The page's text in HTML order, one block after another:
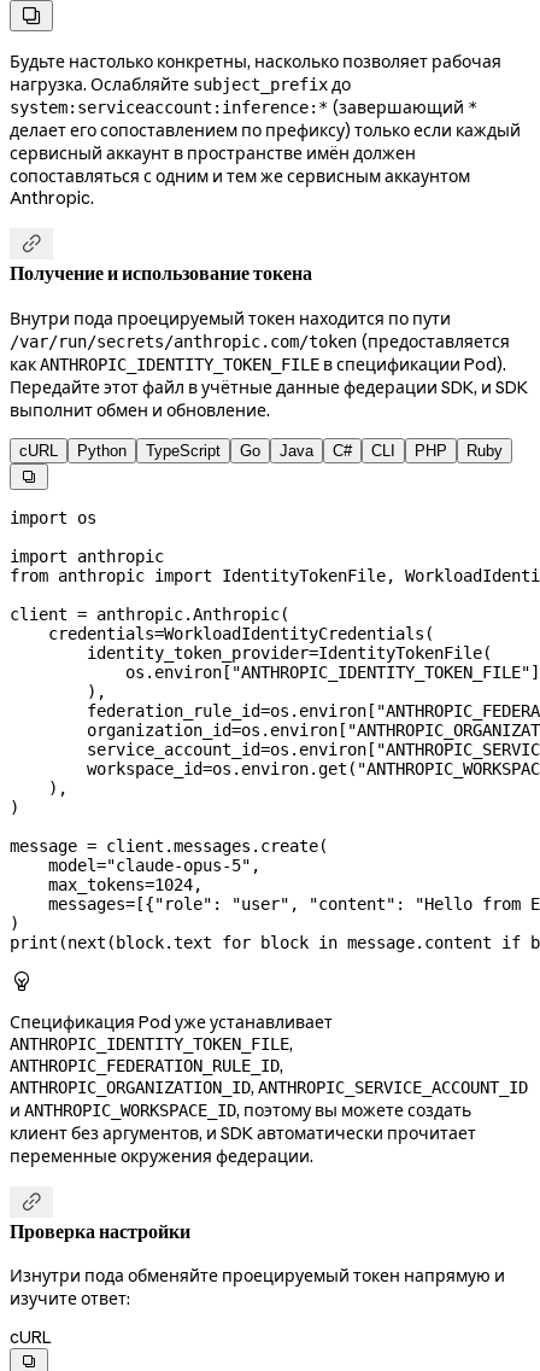

Будьте настолько конкретны, насколько позволяет рабочая
нагрузка. Ослабляйте subject_prefixдо
system:serviceaccount:inference:* (завершающий *
делает его сопоставлением по префиксу) только если каждый
сервисный аккаунт в пространстве имён должен
сопоставляться с одним и тем же сервисным аккаунтом
Anthropic.

Получение и использование токена
Внутри пода проецируемый токен находится по пути
/var/run/secrets/anthropic.com/token (предоставляется
какANTHROPIC_IDENTITY_TOKEN_FILE в спецификации Pod).
Передайте этот файл в учётные данные федерации SDK, и SDK
выполнит обмен и обновление.
cURL Python TypeScript Go Java C# CLI PHP Ruby

import os
import anthropic
from anthropic import IdentityTokenFile,
client = anthropic.Anthropic(
    credentials
=WorkloadIdentityCredentials(
        identity_token_provider
=IdentityTokenFile(
            os.environ[
"ANTHROPIC_IDENTITY_TOKEN_FILE"]
        ),
        federation_rule_id
=os.environ[
        organization_id
=os.environ[
        service_account_id
=os.environ[
        workspace_id
=os.environ.get(
    ),
)
message = client.messages.create(
    model
="claude-opus-5" ,
    max_tokens
=1024,
    messages
= [{"role" : "user" , "content" :
"Hello from
)
print (next (block.text for block in message.content if

Спецификация Pod уже устанавливает
ANTHROPIC_IDENTITY_TOKEN_FILE,
ANTHROPIC_FEDERATION_RULE_ID,
ANTHROPIC_ORGANIZATION_ID, ANTHROPIC_SERVICE_ACCOUNT_ID
и ANTHROPIC_WORKSPACE_ID, поэтому вы можете создать
клиент без аргументов, и SDK автоматически прочитает
переменные окружения федерации.

Проверка настройки
Изнутри пода обменяйте проецируемый токен напрямую и
изучите ответ:
cURL
